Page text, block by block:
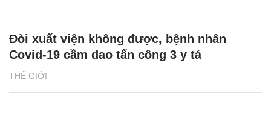
THẾ GIỚI
Đòi xuất viện không được, bệnh nhân
Covid-19 cầm dao tấn công 3 y tá